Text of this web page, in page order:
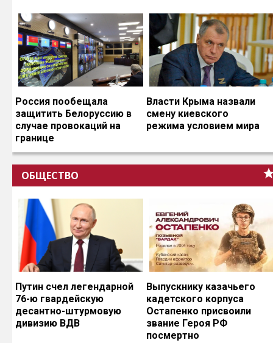
Россия пообещала
защитить Белоруссию в
случае провокаций на
границе
Власти Крыма назвали
смену киевского
режима условием мира
ОБЩЕСТВО
Путин счел легендарной
76-ю гвардейскую
десантно-штурмовую
дивизию ВДВ
Выпускнику казачьего
кадетского корпуса
Остапенко присвоили
звание Героя РФ
посмертно